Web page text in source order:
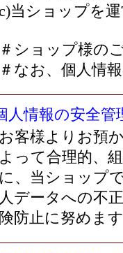
当ショップを
＃ショップ様の
＃なお、個人情
人情報の安全管
お客様よりお預
よって合理的、
に、当ショップ
人データへの不
険防止に努めま